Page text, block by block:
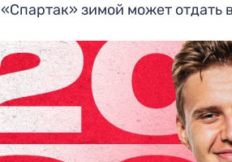
«Спартак» зимой может отдать